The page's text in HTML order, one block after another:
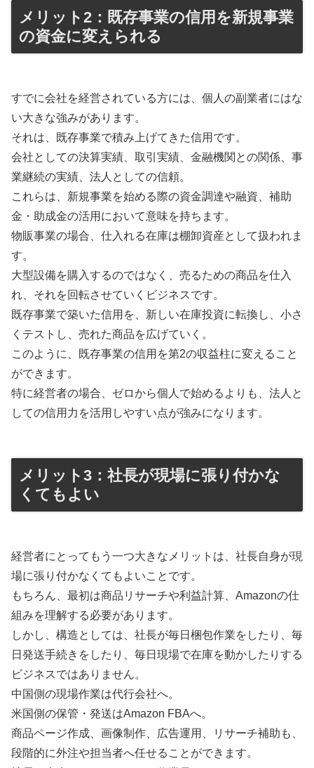
メリット2：既存事業の信用を新規事業
の資金に変えられる
すでに会社を経営されている方には、個人の副業者にはな
い大きな強みがあります。
それは、既存事業で積み上げてきた信用です。
会社としての決算実績、取引実績、金融機関との関係、事
業継続の実績、法人としての信頼。
これらは、新規事業を始める際の資金調達や融資、補助
金・助成金の活用において意味を持ちます。
物販事業の場合、仕入れる在庫は棚卸資産として扱われま
す。
大型設備を購入するのではなく、売るための商品を仕入
れ、それを回転させていくビジネスです。
既存事業で築いた信用を、新しい在庫投資に転換し、小さ
くテストし、売れた商品を広げていく。
このように、既存事業の信用を第2の収益柱に変えること
ができます。
特に経営者の場合、ゼロから個人で始めるよりも、法人と
しての信用力を活用しやすい点が強みになります。
メリット3：社長が現場に張り付かな
くてもよい
経営者にとってもう一つ大きなメリットは、社長自身が現
場に張り付かなくてもよいことです。
もちろん、最初は商品リサーチや利益計算、Amazonの仕
組みを理解する必要があります。
しかし、構造としては、社長が毎日梱包作業をしたり、毎
日発送手続きをしたり、毎日現場で在庫を動かしたりする
ビジネスではありません。
中国側の現場作業は代行会社へ。
米国側の保管・発送はAmazon FBAへ。
商品ページ作成、画像制作、広告運用、リサーチ補助も、
段階的に外注や担当者へ任せることができます。